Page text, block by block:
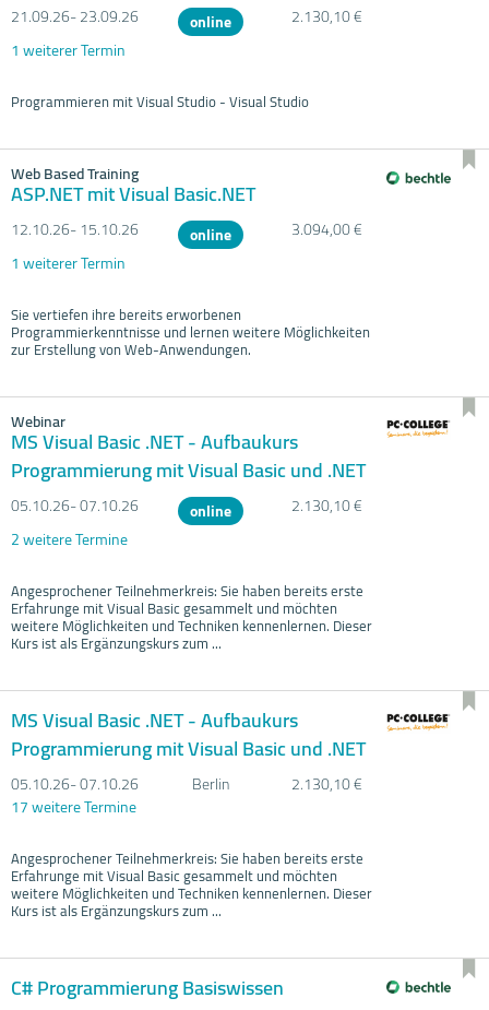
21.09.26- 23.09.26 online
2.130,10 €
1 weiterer Termin
Programmieren mit Visual Studio - Visual Studio
Web Based Training
ASP.NET mit Visual Basic.NET
12.10.26- 15.10.26 online
3.094,00 €
1 weiterer Termin
Sie vertiefen ihre bereits erworbenen
Programmierkenntnisse und lernen weitere Möglichkeiten
zur Erstellung von Web-Anwendungen.
Webinar
MS Visual Basic .NET - Aufbaukurs
Programmierung mit Visual Basic und .NET
05.10.26- 07.10.26 online
2.130,10 €
2 weitere Termine
Angesprochener Teilnehmerkreis: Sie haben bereits erste
Erfahrunge mit Visual Basic gesammelt und möchten
weitere Möglichkeiten und Techniken kennenlernen. Dieser
Kurs ist als Ergänzungskurs zum ...
MS Visual Basic .NET - Aufbaukurs
Programmierung mit Visual Basic und .NET
05.10.26- 07.10.26 Berlin
2.130,10 €
17 weitere Termine
Angesprochener Teilnehmerkreis: Sie haben bereits erste
Erfahrunge mit Visual Basic gesammelt und möchten
weitere Möglichkeiten und Techniken kennenlernen. Dieser
Kurs ist als Ergänzungskurs zum ...
C# Programmierung Basiswissen